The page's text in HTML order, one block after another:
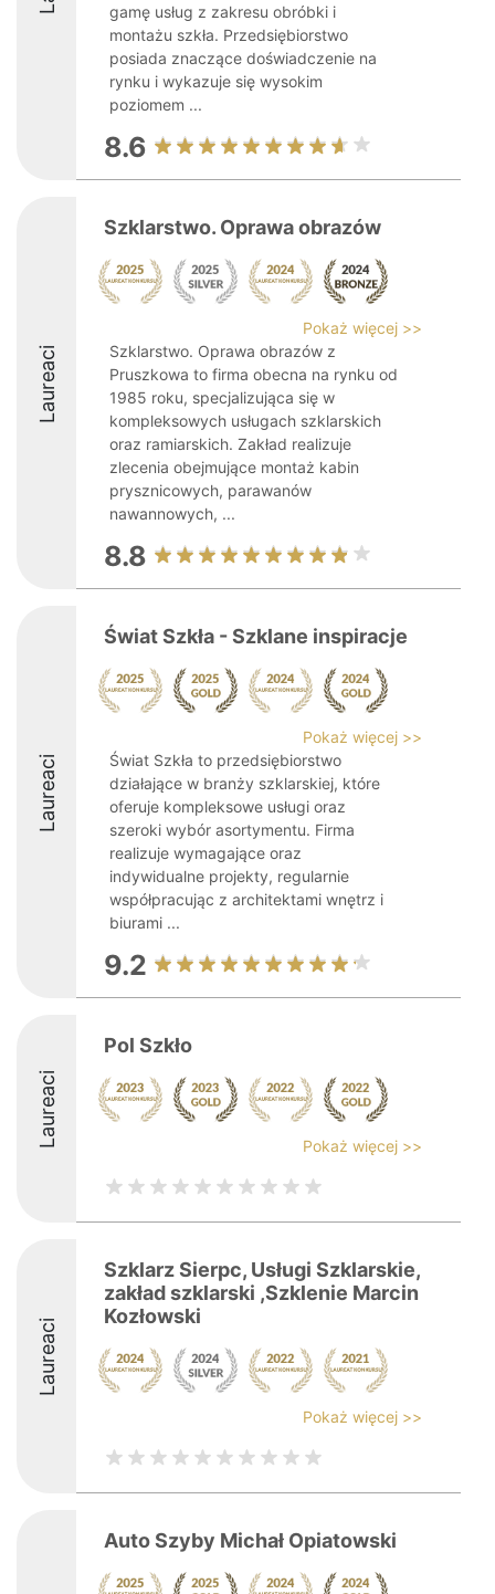
gamę usług z zakresu obróbki i
montażu szkła. Przedsiębiorstwo
posiada znaczące doświadczenie na
rynku i wykazuje się wysokim
poziomem ...
8.6
Laureaci
Szklarstwo. Oprawa obrazów
Pokaż więcej >>
Szklarstwo. Oprawa obrazów z
Pruszkowa to firma obecna na rynku od
1985 roku, specjalizująca się w
kompleksowych usługach szklarskich
oraz ramiarskich. Zakład realizuje
zlecenia obejmujące montaż kabin
prysznicowych, parawanów
nawannowych, ...
8.8
Laureaci
Świat Szkła - Szklane inspiracje
Pokaż więcej >>
Świat Szkła to przedsiębiorstwo
działające w branży szklarskiej, które
oferuje kompleksowe usługi oraz
szeroki wybór asortymentu. Firma
realizuje wymagające oraz
indywidualne projekty, regularnie
współpracując z architektami wnętrz i
biurami ...
9.2
Laureaci
Pol Szkło
Pokaż więcej >>
Laureaci
Szklarz Sierpc, Usługi Szklarskie,
zakład szklarski ,Szklenie Marcin
Kozłowski
Pokaż więcej >>
Auto Szyby Michał Opiatowski